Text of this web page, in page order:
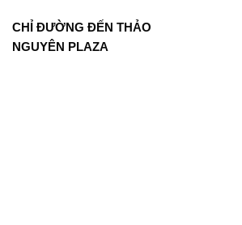
CHỈ ĐƯỜNG ĐẾN THẢO
NGUYÊN PLAZA